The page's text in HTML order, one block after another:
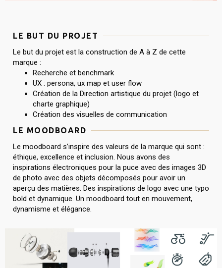
LE BUT DU PROJET
Le but du projet est la construction de A à Z de cette
marque :
Recherche et benchmark
UX : persona, ux map et user flow
Création de la Direction artistique du projet (logo et
charte graphique)
Création des visuelles de communication
LE MOODBOARD
Le moodboard s’inspire des valeurs de la marque qui sont :
éthique, excellence et inclusion. Nous avons des
inspirations électroniques pour la puce avec des images 3D
de photo avec des objets décomposés pour avoir un
aperçu des matières. Des inspirations de logo avec une typo
bold et dynamique. Un moodboard tout en mouvement,
dynamisme et élégance.